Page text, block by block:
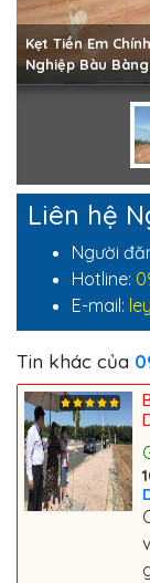
Kẹt Tiền Em
Nghiệp Bàu Bàng
Liên hệ
Người
Hotline:
E-mail:
Tin khác của